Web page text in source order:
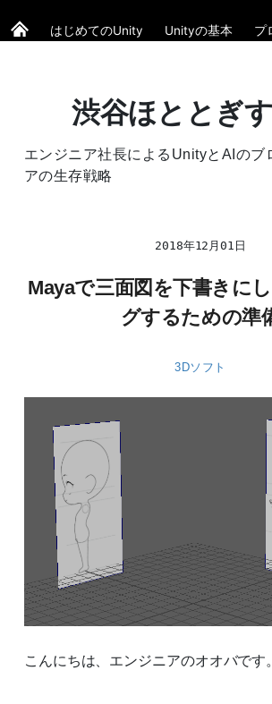
はじめてのUnity Unityの基本 プ
渋谷ほととぎ
エンジニア社長によるUnityとAIのブ
アの生存戦略
2018年12月01日
Mayaで三面図を下書きに
グするための準
3Dソフト
こんにちは、エンジニアのオオバです。